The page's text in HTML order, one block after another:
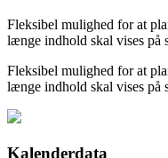
Fleksibel mulighed for at
længe indhold skal vises på
Fleksibel mulighed for at
længe indhold skal vises på
Kalenderdata